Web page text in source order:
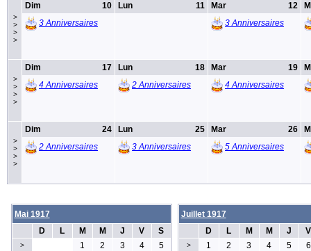
>
>
>
>
10
Dim
3 Anniversaires
11
Lun 12
Mar
3 Anniversaires
>
>
>
>
17
Dim
4 Anniversaires
18
Lun
2 Anniversaires
19
Mar
4 Anniversaires
>
>
>
>
24
Dim
2 Anniversaires
25
Lun
3 Anniversaires
26
Mar
5 Anniversaires
Mai 1917
D
L M M J V S
> 1 2 3 4 5
Juillet 1917
D
L M M J V
> 1 2 3 4 5 6